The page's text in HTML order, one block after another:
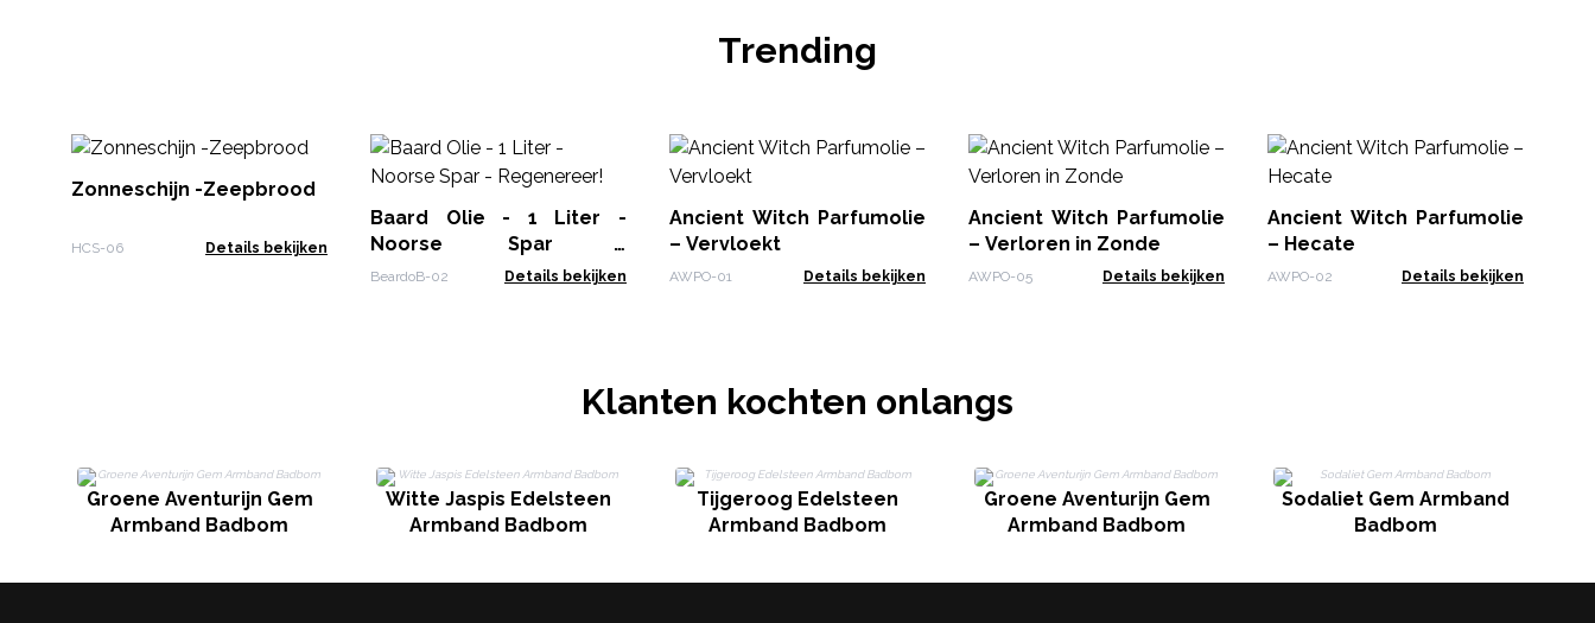
Trending
Zonneschijn -Zeepbrood
HCS-06 Details bekijken
Baard Olie - 1 Liter -
Noorse Spar -
Regenereer!
BeardoB-02 Details bekijken
Ancient Witch Parfumolie
– Vervloekt
AWPO-01 Details bekijken
Ancient Witch Parfumolie
– Verloren in Zonde
AWPO-05 Details bekijken
Ancient Witch Parfumolie
– Hecate
AWPO-02 Details bekijken
Klanten kochten onlangs
Groene Aventurijn Gem
Armband Badbom
Witte Jaspis Edelsteen
Armband Badbom
Tijgeroog Edelsteen
Armband Badbom
Groene Aventurijn Gem
Armband Badbom
Sodaliet Gem Armband
Badbom